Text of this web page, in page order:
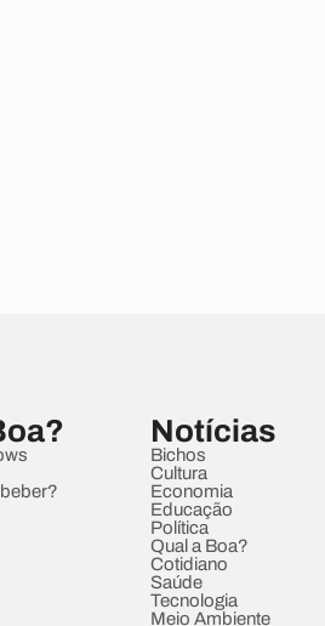
Notícias
Bichos
Cultura
Economia
Educação
Política
Qual a Boa?
Cotidiano
Saúde
Tecnologia
Meio Ambiente